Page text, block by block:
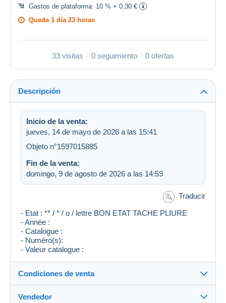
Gastos de plataforma: 10 % + 0,30 €
Queda 1 día 23 horas
33 visitas 0 seguimiento 0 ofertas
Descripción
Inicio de la venta:
jueves, 14 de mayo de 2026 a las 15:41
Objeto n°1597015885
Fin de la venta:
domingo, 9 de agosto de 2026 a las 14:59
Traducir
- Etat : ** / * / o / lettre BON ETAT TACHE PLIURE
- Année :
- Catalogue :
- Numéro(s):
- Valeur catalogue :
Condiciones de venta
Vendedor